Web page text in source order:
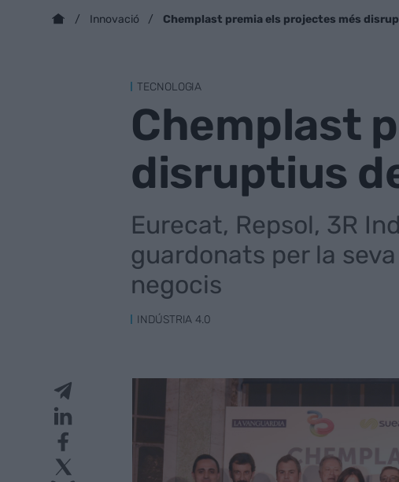
Innovació Chemplast premia els projectes més
TECNOLOGIA
Chemplast
disruptius
Eurecat, Repsol, 3R
guardonats per la
negocis
INDÚSTRIA 4.0